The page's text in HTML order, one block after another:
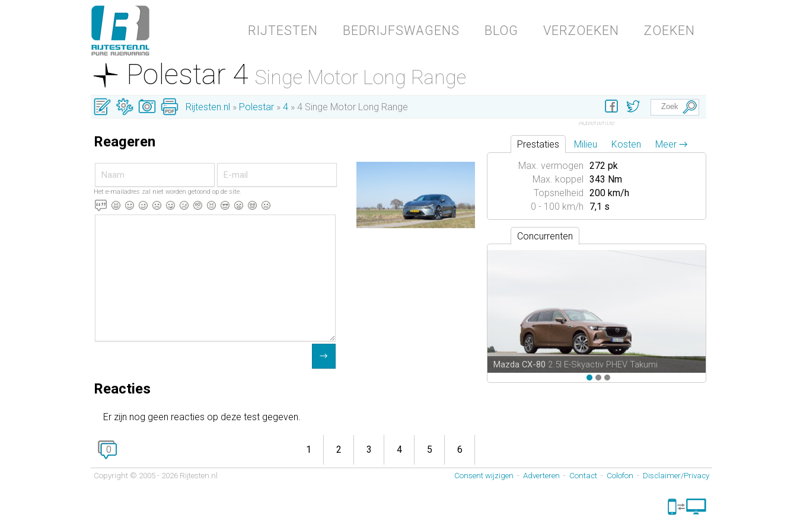
RIJTESTEN BEDRIJFSWAGENS BLOG VERZOEKEN ZOEKEN
Polestar 4 Singe Motor Long Range
Rijtesten.nl Polestar 4 4 Singe Motor Long Range
Reageren
Het e-mailadres zal niet worden getoond op de site.
Reacties
Er zijn nog geen reacties op deze test gegeven.
0 1 2 3 4 5 6
Prestaties Milieu Kosten
Meer →
Max. vermogen 272 pk
Max. koppel 343 Nm
Topsnelheid 200 km/h
0 - 100 km/h
7,1 s
Concurrenten
Mazda CX-80 2.5l E-Skyactiv PHEV Takumi
Copyright © 2005 - 2026 Rijtesten.nl Consent wijzigen - Adverteren - Contact - Colofon - Disclaimer/Privacy